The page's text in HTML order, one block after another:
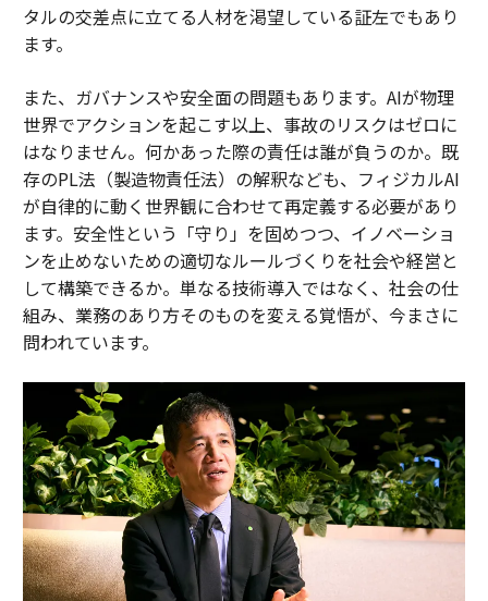
タルの交差点に立てる人材を渇望している証左でもあり
ます。
また、ガバナンスや安全面の問題もあります。AIが物理
世界でアクションを起こす以上、事故のリスクはゼロに
はなりません。何かあった際の責任は誰が負うのか。既
存のPL法（製造物責任法）の解釈なども、フィジカルAI
が自律的に動く世界観に合わせて再定義する必要があり
ます。安全性という「守り」を固めつつ、イノベーショ
ンを止めないための適切なルールづくりを社会や経営と
して構築できるか。単なる技術導入ではなく、社会の仕
組み、業務のあり方そのものを変える覚悟が、今まさに
問われています。